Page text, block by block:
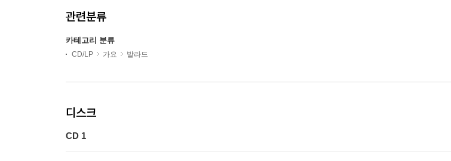
관련분류
카테고리 분류
CD/LP 가요 발라드
디스크
CD 1